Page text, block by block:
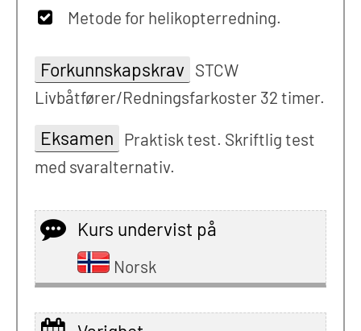
Metode for helikopterredning.
Forkunnskapskrav STCW
Livbåtfører/Redningsfarkoster 32 timer.
Eksamen Praktisk test. Skriftlig test
med svaralternativ.
Kurs undervist på
Norsk